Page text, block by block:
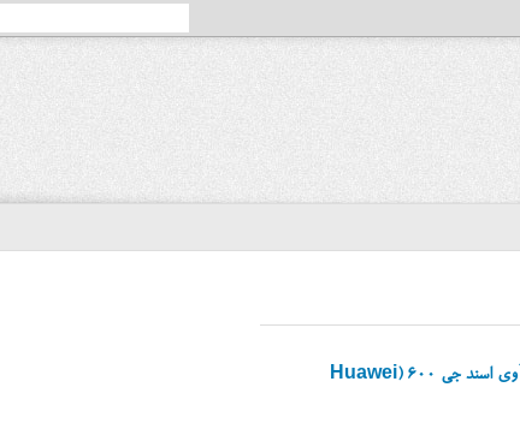
مدت زمان لازم برای کامل شدن شارژ باتری گوشی هوآوی اسند جی ۶۰۰ (Huawei